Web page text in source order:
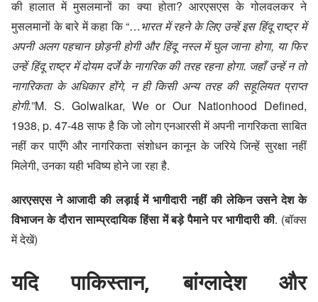
की हालात में मुसलमानों का क्या होता? आरएसएस के गोलवलकर ने
मुसलमानों के बारे में कहा कि “…भारत में रहने के लिए उन्हें इस हिंदू राष्ट्र में
अपनी अलग पहचान छोड़नी होगी और हिंदू नस्ल में घुल जाना होगा, या फिर
उन्हें हिंदू राष्ट्र में दोयम दर्जे के नागरिक की तरह रहना होगा. जहाँ उन्हें न तो
नागरिकता के अधिकार होंगे, न ही किसी अन्य तरह की सहूलियत प्राप्त
होगी.”M. S. Golwalkar, We or Our Nationhood Defined,
1938, p. 47-48साफ है कि जो लोग एनआरसी में अपनी नागरिकता साबित
नहीं कर पाएँगे और नागरिकता संशोधन कानून के जरिये जिन्हें सुरक्षा नहीं
मिलेगी, उनका यही भविष्य होने जा रहा है.
आरएसएस ने आजादी की लड़ाई में भागीदारी नहीं की लेकिन उसने देश के
विभाजन के दौरान साम्प्रदायिक हिंसा में बड़े पैमाने पर भागीदारी की. (बॉक्स
में देखें)
यदि पाकिस्तान, बांग्लादेश और